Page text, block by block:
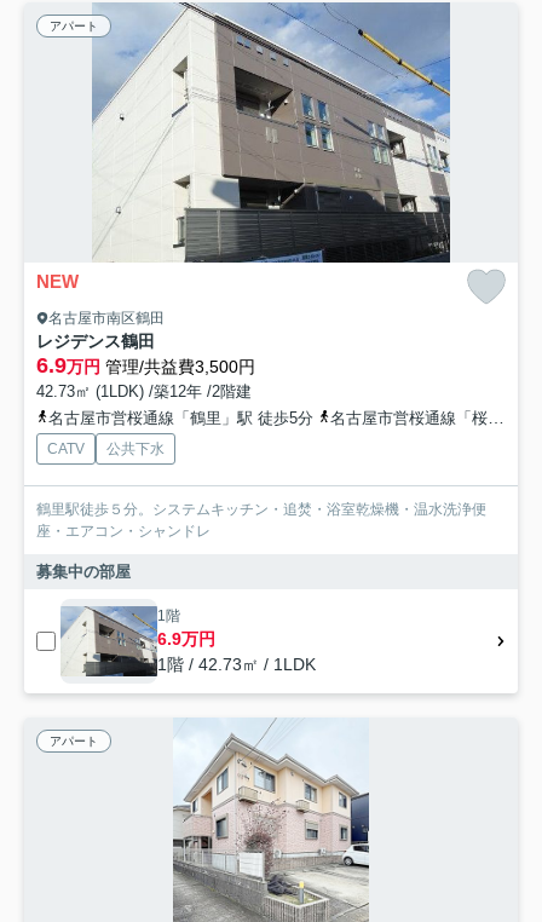
アパート
NEW
名古屋市南区鶴田
レジデンス鶴田
6.9万円 管理/共益費3,500円
42.73㎡ (1LDK) /築12年 /2階建
名古屋市営桜通線「鶴里」駅 徒歩5分
名古屋市営桜通線「桜本町」駅 徒歩12分
CATV 公共下水
鶴里駅徒歩５分。システムキッチン・追焚・浴室乾燥機・温水洗浄便
座・エアコン・シャンドレ
募集中の部屋
1階
6.9万円
1階 / 42.73㎡ / 1LDK
アパート